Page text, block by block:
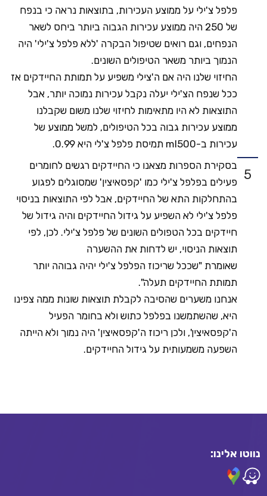
פלפל צ'ילי על ממוצע העכירות, בתוצאות נראה כי בנפח
של 250 היה ממוצע עכירות הגבוה ביותר ביחס לשאר
הנפחים, וגם רואים שטיפול הבקרה 'ללא פלפל צ'ילי' היה
הנמוך ביותר משאר הטיפולים השונים.
החיזוי שלנו היה אם ה'צילי משפיע על תמותת החיידקים אז
ככל שנפח הצ'ילי יעלה נקבל עכירות נמוכה יותר, אבל
התוצאות לא היו מתאימות לחיזוי שלנו משום שקבלנו
ממוצע עכירות גבוה בכל הטיפולים, למשל ממוצע של
עכירות ב-ml500 תמיסת פלפל צ'לי היא 0.99.
5
בסקירת הספרות מצאנו כי החיידקים רגשים לחומרים
פעילים בפלפל צ'ילי כמו 'קפסאיצין' שמסוגלים לפגוע
בהתחלקות התא של החיידקים, אבל לפי התוצאות בניסוי
פלפל צ'ילי לא השפיע על גידול החיידקים והיה גידול של
חיידקים בכל הטפולים השונים של פלפל צ'ילי. לכן, לפי
תוצאות הניסוי, יש לדחות את ההשערה
שאומרת "שככל שריכוז הפלפל צ'ילי יהיה גבוהה יותר
תמותת החיידקים תעלה".
אנחנו משערים שהסיבה לקבלת תוצאות שונות ממה צפינו
היא, שהשתמשנו בפלפל כתוש ולא בחומר הפעיל
ה'קפסאיצין', ולכן ריכוז ה'קפסאיצין' היה נמוך ולא הייתה
השפעה משמעותית על גידול החיידקים.
נווטו אלינו: